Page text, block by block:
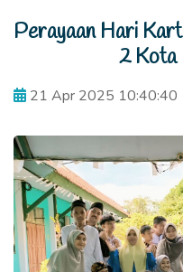
Perayaan Hari
2 Kota
21 Apr 2025 10:40:40